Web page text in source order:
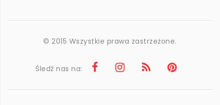
© 2015 Wszystkie prawa zastrzeżone.
Śledź nas na: